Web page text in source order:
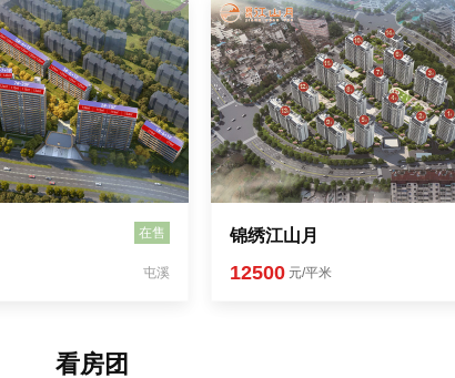
在售
屯溪
锦绣江山月
12500 元/平米
看房团